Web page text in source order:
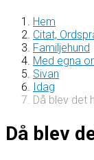
Hem
Citat,
Familjehund
Med egna
Sivan
Idag
Då blev det
Då blev